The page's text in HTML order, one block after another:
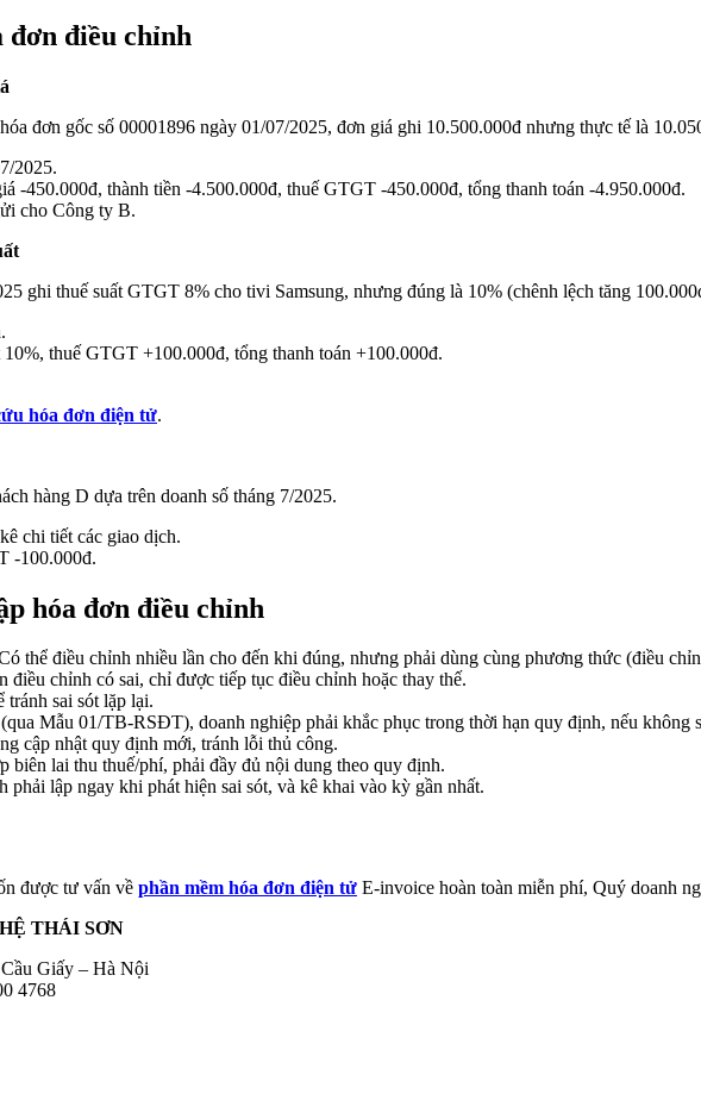
đơn điều chỉnh
đơn gốc số 00001896 ngày 01/07/2025, đơn giá ghi 10.500.000đ nhưng thực tế là
2025.
-450.000đ, thành tiền -4.500.000đ, thuế GTGT -450.000đ, tổng thanh toán -4.950.000đ.
cho Công ty B.
ghi thuế suất GTGT 8% cho tivi Samsung, nhưng đúng là 10% (chênh lệch tăng
thuế GTGT +100.000đ, tổng thanh toán +100.000đ.
hóa đơn điện tử.
hàng D dựa trên doanh số tháng 7/2025.
chi tiết các giao dịch.
-100.000đ.
hóa đơn điều chỉnh
thể điều chỉnh nhiều lần cho đến khi đúng, nhưng phải dùng cùng phương thức (điều
điều chỉnh có sai, chỉ được tiếp tục điều chỉnh hoặc thay thế.
tránh sai sót lặp lại.
Mẫu 01/TB-RSĐT), doanh nghiệp phải khắc phục trong thời hạn quy định, nếu không
cập nhật quy định mới, tránh lỗi thủ công.
biên lai thu thuế/phí, phải đầy đủ nội dung theo quy định.
lập ngay khi phát hiện sai sót, và kê khai vào kỳ gần nhất.
được tư vấn về phần mềm hóa đơn điện tử E-invoice hoàn toàn miễn phí, Quý doanh
THÁI SƠN
Giấy – Hà Nội
4768